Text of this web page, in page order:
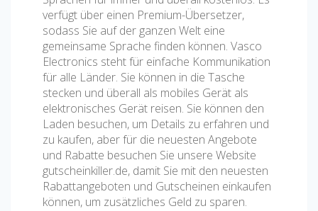
verfügt über einen Premium-Übersetzer,
sodass Sie auf der ganzen Welt eine
gemeinsame Sprache finden können. Vasco
Electronics steht für einfache Kommunikation
für alle Länder. Sie können in die Tasche
stecken und überall als mobiles Gerät als
elektronisches Gerät reisen. Sie können den
Laden besuchen, um Details zu erfahren und
zu kaufen, aber für die neuesten Angebote
und Rabatte besuchen Sie unsere Website
gutscheinkiller.de, damit Sie mit den neuesten
Rabattangeboten und Gutscheinen einkaufen
können, um zusätzliches Geld zu sparen.